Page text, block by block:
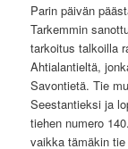
Parin päivän
Tarkemmin
tarkoitus talkoilla
Ahtialantieltä,
Savontietä. Tie
Seestantieksi ja
tiehen numero
vaikka tämäkin